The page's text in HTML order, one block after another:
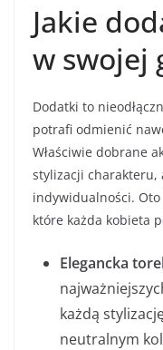
Jakie
w swojej
Dodatki to
potrafi odmienić
Właściwie dobrane
stylizacji charakteru,
indywidualności.
które każda kobieta
Elegancka
każdą
neutralnym